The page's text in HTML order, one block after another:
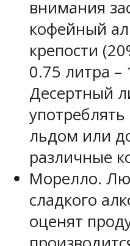
внимания
кофейный
крепости
0.75 литра –
Десертный
льдом или
различные
Морелло.
сладкого
оценят